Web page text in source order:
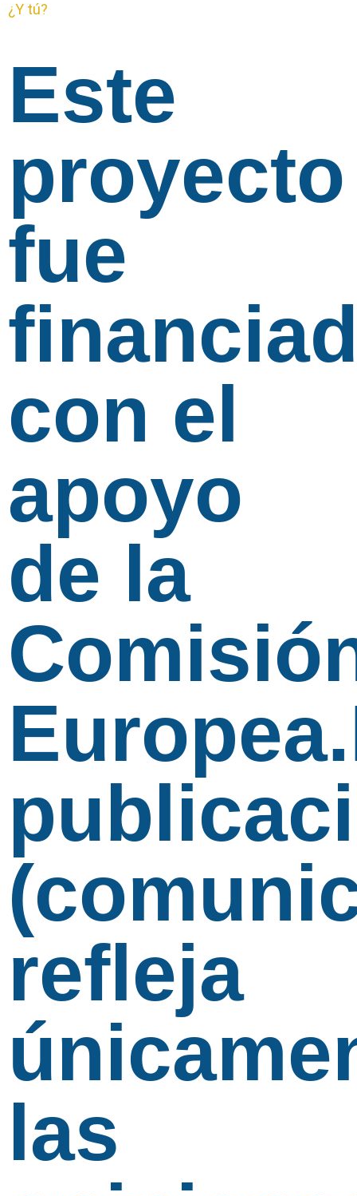
¿Y tú?
Este
proyecto
fue
con el
apoyo
de la
refleja
las